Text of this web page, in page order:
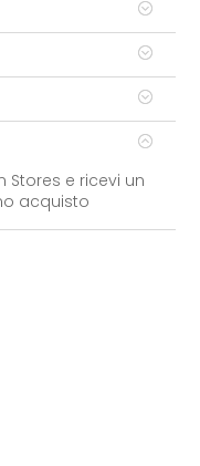
Stores e ricevi un
acquisto